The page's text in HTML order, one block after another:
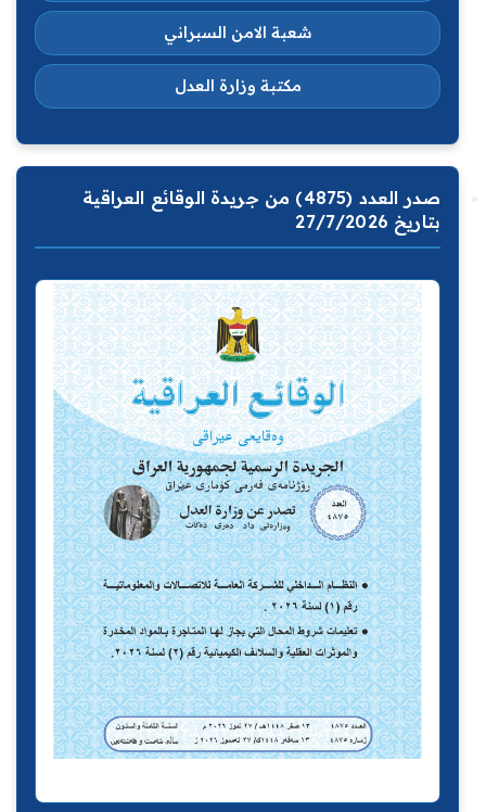
شعبة الامن السبراني
مكتبة وزارة العدل
صدر العدد (4875) من جريدة الوقائع العراقية
بتاريخ 27/7/2026